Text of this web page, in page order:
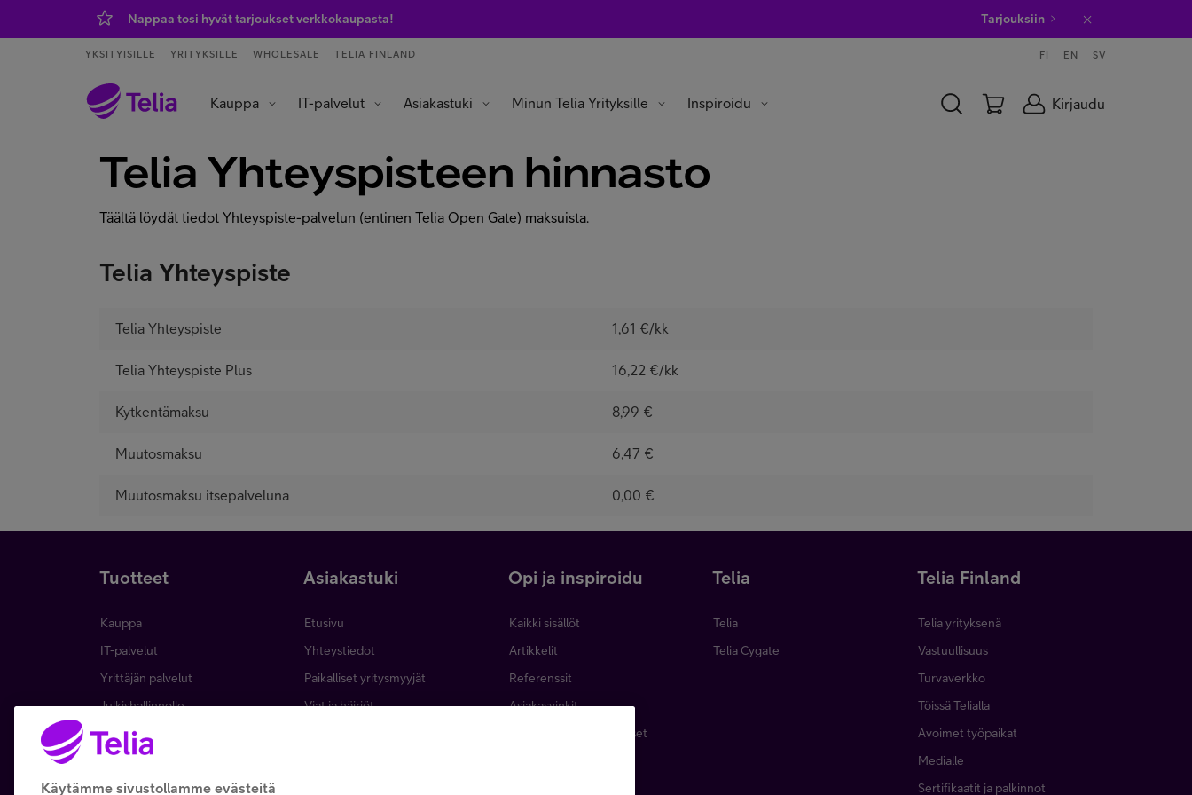
Nappaa tosi hyvät tarjoukset verkkokaupasta! Tarjouksiin
YKSITYISILLE YRITYKSILLE WHOLESALE TELIA FINLAND FI EN SV
Kauppa IT-palvelut Asiakastuki Minun Telia Yrityksille Inspiroidu Kirjaudu
Telia Yhteyspisteen hinnasto
Täältä löydät tiedot Yhteyspiste-palvelun (entinen Telia Open Gate) maksuista.
Telia Yhteyspiste
Telia Yhteyspiste 1,61 €/kk
Telia Yhteyspiste Plus 16,22 €/kk
Kytkentämaksu 8,99 €
Muutosmaksu 6,47 €
Muutosmaksu itsepalveluna 0,00 €
Tuotteet
Kauppa
IT-palvelut
Yrittäjän palvelut
Julkishallinnolle
Wholesale
5G yrityksille
Asiakastuki
Etusivu
Yhteystiedot
Paikalliset yritysmyyjät
Viat ja häiriöt
Opi ja inspiroidu
Kaikki sisällöt
Artikkelit
Referenssit
Asiakasvinkit
Webinaarit ja koulutukset
Telia
Telia
Telia Cygate
Telia Finland
Telia yrityksenä
Vastuullisuus
Turvaverkko
Töissä Telialla
Avoimet työpaikat
Medialle
Sertifikaatit ja palkinnot
Käytämme sivustollamme evästeitä